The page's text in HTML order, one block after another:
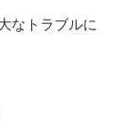
なトラブルに